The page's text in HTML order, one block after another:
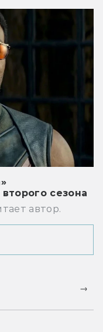
сезона
автор.